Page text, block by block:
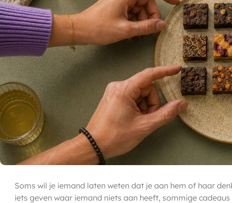
Soms wil je iemand laten weten dat je aan hem of haar
iets geven waar iemand niets aan heeft, sommige